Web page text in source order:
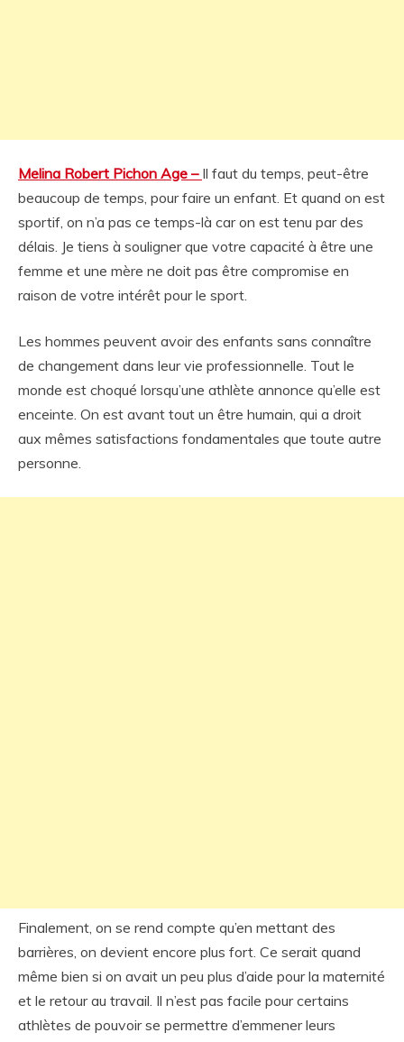
Melina Robert Pichon Age – Il faut du temps, peut-être
beaucoup de temps, pour faire un enfant. Et quand on est
sportif, on n’a pas ce temps-là car on est tenu par des
délais. Je tiens à souligner que votre capacité à être une
femme et une mère ne doit pas être compromise en
raison de votre intérêt pour le sport.
Les hommes peuvent avoir des enfants sans connaître
de changement dans leur vie professionnelle. Tout le
monde est choqué lorsqu’une athlète annonce qu’elle est
enceinte. On est avant tout un être humain, qui a droit
aux mêmes satisfactions fondamentales que toute autre
personne.
Finalement, on se rend compte qu’en mettant des
barrières, on devient encore plus fort. Ce serait quand
même bien si on avait un peu plus d’aide pour la maternité
et le retour au travail. Il n’est pas facile pour certains
athlètes de pouvoir se permettre d’emmener leurs